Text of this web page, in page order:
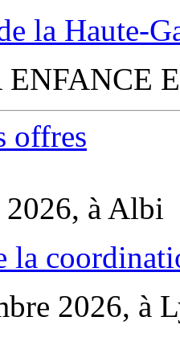
la Haute-
ENFANCE
offres
2026, à Albi
la
2026, à